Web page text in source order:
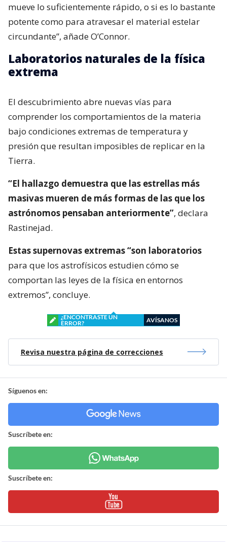
mueve lo suficientemente rápido, o si es lo bastante
potente como para atravesar el material estelar
circundante”, añade O’Connor.
Laboratorios naturales de la física
extrema
El descubrimiento abre nuevas vías para
comprender los comportamientos de la materia
bajo condiciones extremas de temperatura y
presión que resultan imposibles de replicar en la
Tierra.
“El hallazgo demuestra que las estrellas más
masivas mueren de más formas de las que los
astrónomos pensaban anteriormente”, declara
Rastinejad.
Estas supernovas extremas “son laboratorios
para que los astrofísicos estudien cómo se
comportan las leyes de la física en entornos
extremos”, concluye.
¿ENCONTRASTE UN
ERROR?
AVÍSANOS
Revisa nuestra página de correcciones
Síguenos en:
Suscríbete en:
Suscríbete en: